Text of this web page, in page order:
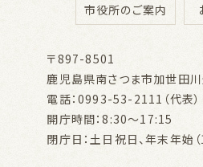
市役所のご案内
〒897-8501
鹿児島県南さつま市加世田
電話：0993-53-2111（代表）
開庁時間：8:30～17:15
閉庁日：土日祝日、年末年始